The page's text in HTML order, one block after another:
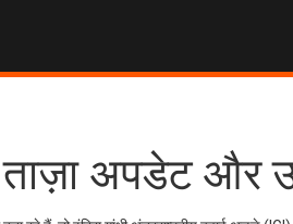
ताज़ा अपडेट और